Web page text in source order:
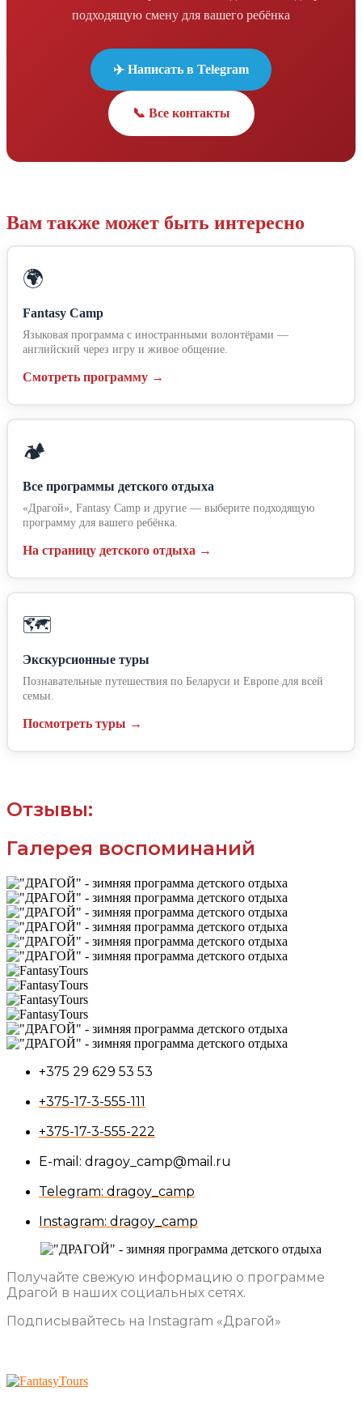
подходящую смену для вашего ребёнка
✈️ Написать в Telegram
📞 Все контакты
Вам также может быть интересно
🌍
Fantasy Camp
Языковая программа с иностранными волонтёрами —
английский через игру и живое общение.
Смотреть программу →
🏕️
Все программы детского отдыха
«Драгой», Fantasy Camp и другие — выберите подходящую
программу для вашего ребёнка.
На страницу детского отдыха →
🗺️
Экскурсионные туры
Познавательные путешествия по Беларуси и Европе для всей
семьи.
Посмотреть туры →
Отзывы:
Галерея воспоминаний
+375 29 629 53 53
+375-17-3-555-111
+375-17-3-555-222
Е-mail: dragoy_camp@mail.ru
Telegram: dragoy_camp
Instagram: dragoy_camp
Получайте свежую информацию о программе
Драгой в наших социальных сетях.
Подписывайтесь на Instagram «Драгой»